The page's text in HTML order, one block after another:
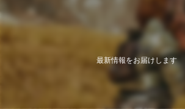
最新情報をお届けします